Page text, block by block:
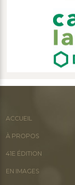
ACCUEIL
À PROPOS
41E ÉDITION
EN IMAGES